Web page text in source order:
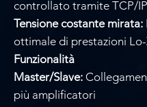
controllato tramite TCP/IP
Tensione costante mirata:
ottimale di prestazioni
Funzionalità
Master/Slave:
più amplificatori